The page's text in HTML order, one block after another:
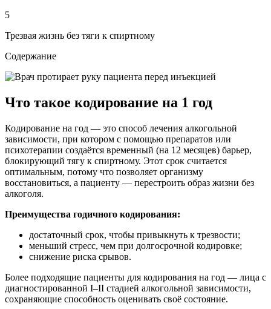
5
Трезвая жизнь без тяги к спиртному
Содержание
Что такое кодирование на 1 год
Кодирование на год — это способ лечения алкогольной
зависимости, при котором с помощью препаратов или
психотерапии создаётся временный (на 12 месяцев) барьер,
блокирующий тягу к спиртному. Этот срок считается
оптимальным, потому что позволяет организму
восстановиться, а пациенту — перестроить образ жизни без
алкоголя.
Преимущества годичного кодирования:
достаточный срок, чтобы привыкнуть к трезвости;
меньший стресс, чем при долгосрочной кодировке;
снижение риска срывов.
Более подходящие пациенты для кодирования на год — лица с
диагностированной I–II стадией алкогольной зависимости,
сохраняющие способность оценивать своё состояние.